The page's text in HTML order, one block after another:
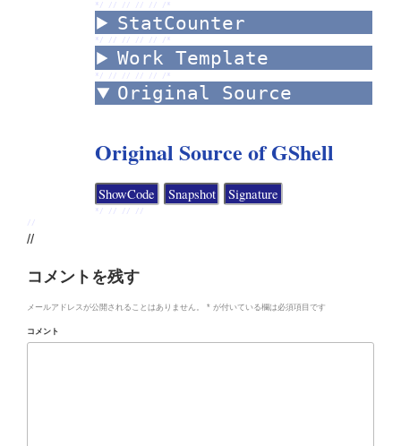
*/ // // // // /*
StatCounter
*/ // // // // /*
Work Template
*/ // // // // /*
Original Source
Original Source of GShell
*/ // // //
//
//
コメントを残す
メールアドレスが公開されることはありません。 * が付いている欄は必須項目です
コメント